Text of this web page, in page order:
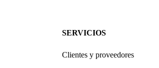
SERVICIOS
Clientes y proveedores